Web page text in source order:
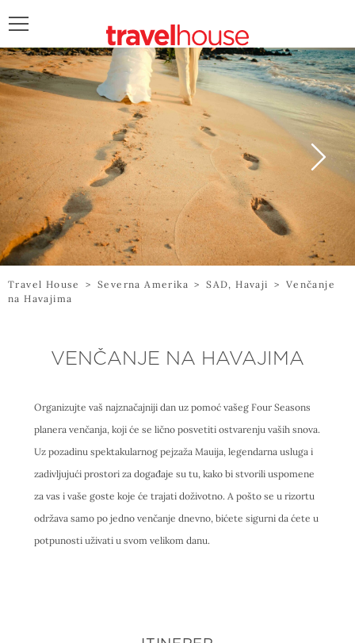
POŠALJITE UPIT
Travel House > Severna Amerika > SAD, Havaji > Venčanje
na Havajima
VENČANJE NA HAVAJIMA
Organizujte vaš najznačajniji dan uz pomoć vašeg Four Seasons
planera venčanja, koji će se lično posvetiti ostvarenju vaših snova.
Uz pozadinu spektakularnog pejzaža Mauija, legendarna usluga i
zadivljujući prostori za događaje su tu, kako bi stvorili uspomene
za vas i vaše goste koje će trajati doživotno. A pošto se u rizortu
održava samo po jedno venčanje dnevno, bićete sigurni da ćete u
potpunosti uživati u svom velikom danu.